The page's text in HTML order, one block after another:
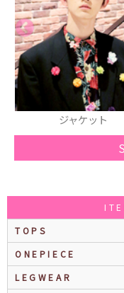
ジャケット
TOPS
ONEPIECE
LEGWEAR